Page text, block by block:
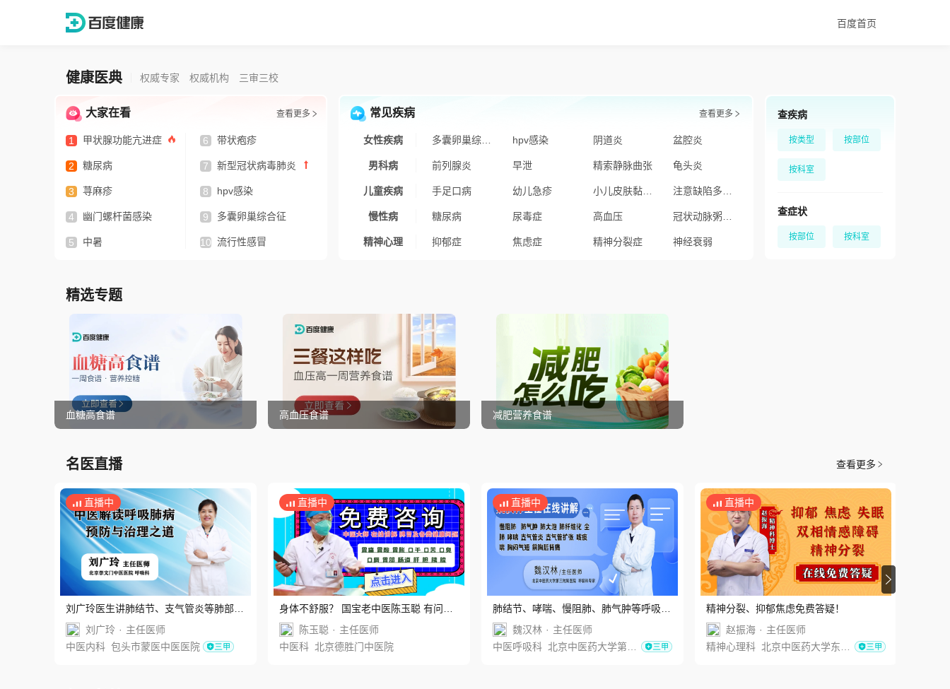
百度首页
健康医典 权威专家 权威机构 三审三校
大家在看 查看更多
1 甲状腺功能亢进症
2 糖尿病
3 荨麻疹
4 幽门螺杆菌感染
5 中暑
6 带状疱疹
7 新型冠状病毒肺炎
8 hpv感染
9 多囊卵巢综合征
10 流行性感冒
常见疾病 查看更多
女性疾病 hpv感染 阴道炎 盆腔炎
男科病 前列腺炎 早泄 精索静脉曲张 龟头炎
儿童疾病 手足口病 幼儿急疹 小儿皮肤黏膜淋巴结综合征
慢性病 糖尿病 尿毒症 高血压
精神心理 抑郁症 焦虑症 精神分裂症 神经衰弱
查疾病
按类型 按部位
按科室
查症状
按部位 按科室
精选专题
血糖高食谱 高血压食谱 减肥营养食谱
名医直播 查看更多
直播中
刘广玲医生讲肺结节、支气管炎等肺部疾
病
刘广玲 · 主任医师
中医内科 包头市蒙医中医医院
直播中
身体不舒服？ 国宝老中医陈玉聪 有问必
答！
陈玉聪 · 主任医师
中医科 北京德胜门中医院
直播中
肺结节、哮喘、慢阻肺、肺气肿等呼吸肺
病问题在线答疑
魏汉林 · 主任医师
中医呼吸科 北京中医药大学第三附属医院
直播中
精神分裂、抑郁焦虑免费答疑！
赵振海 · 主任医师
精神心理科 北京中医药大学东直门医院